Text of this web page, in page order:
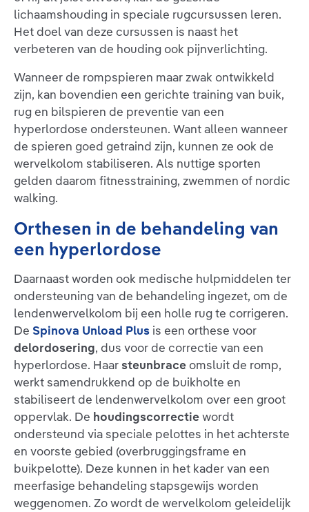
lichaamshouding in speciale rugcursussen leren.
Het doel van deze cursussen is naast het
verbeteren van de houding ook pijnverlichting.
Wanneer de rompspieren maar zwak ontwikkeld
zijn, kan bovendien een gerichte training van buik,
rug en bilspieren de preventie van een
hyperlordose ondersteunen. Want alleen wanneer
de spieren goed getraind zijn, kunnen ze ook de
wervelkolom stabiliseren. Als nuttige sporten
gelden daarom fitnesstraining, zwemmen of nordic
walking.
Orthesen in de behandeling van
een hyperlordose
Daarnaast worden ook medische hulpmiddelen ter
ondersteuning van de behandeling ingezet, om de
lendenwervelkolom bij een holle rug te corrigeren.
De Spinova Unload Plus is een orthese voor
delordosering, dus voor de correctie van een
hyperlordose. Haar steunbrace omsluit de romp,
werkt samendrukkend op de buikholte en
stabiliseert de lendenwervelkolom over een groot
oppervlak. De houdingscorrectiewordt
ondersteund via speciale pelottes in het achterste
en voorste gebied (overbruggingsframe en
buikpelotte). Deze kunnen in het kader van een
meerfasige behandeling stapsgewijs worden
weggenomen. Zo wordt de wervelkolom geleidelijk